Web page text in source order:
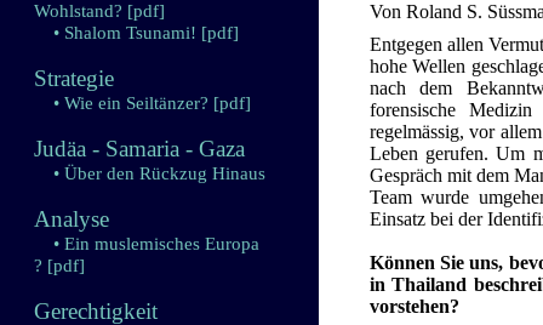
Wohlstand? [pdf]
• Shalom Tsunami! [pdf]
Strategie
• Wie ein Seiltänzer? [pdf]
Judäa - Samaria - Gaza
• Über den Rückzug Hinaus
Analyse
• Ein muslemisches Europa
? [pdf]
Gerechtigkeit
Von Roland S.
Entgegen allen
hohe Wellen
nach dem
forensische
regelmässig, vor
Leben gerufen. Um
Gespräch mit dem
Team wurde
Einsatz bei der
Können Sie uns,
in Thailand
vorstehen?